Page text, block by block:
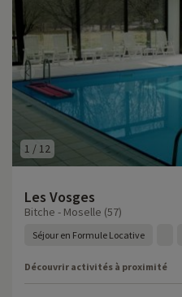
1 / 12
Les Vosges
Bitche - Moselle (57)
Séjour en Formule Locative
Découvrir activités à proximité